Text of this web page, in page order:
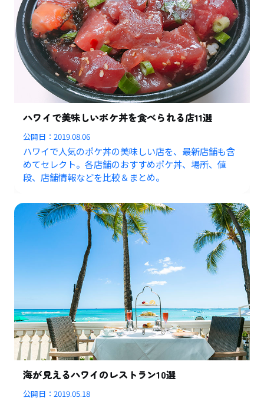
ハワイで美味しいポケ丼を食べられる店11選
公開日：2019.08.06
ハワイで人気のポケ丼の美味しい店を、最新店舗も含
めてセレクト。各店舗のおすすめポケ丼、場所、値
段、店舗情報などを比較＆まとめ。
海が見えるハワイのレストラン10選
公開日：2019.05.18